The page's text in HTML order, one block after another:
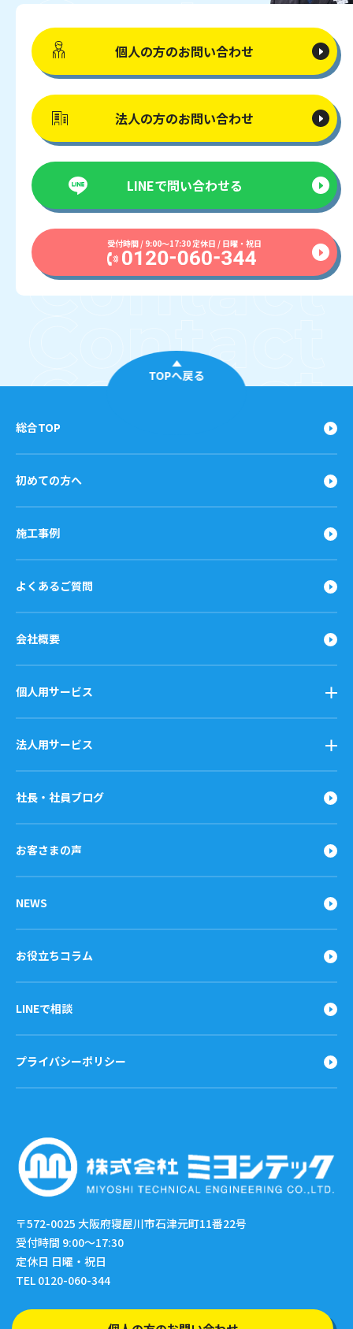
個人の方のお問い合わせ
法人の方のお問い合わせ
LINEで問い合わせる
受付時間 / 9:00〜17:30 定休日 / 日曜・祝日
TOPへ戻る
総合TOP
初めての方へ
施工事例
よくあるご質問
会社概要
個人用サービス
法人用サービス
社長・社員ブログ
お客さまの声
NEWS
お役立ちコラム
LINEで相談
プライバシーポリシー
〒572-0025 大阪府寝屋川市石津元町11番22号
受付時間 9:00〜17:30
定休日 日曜・祝日
TEL 0120-060-344